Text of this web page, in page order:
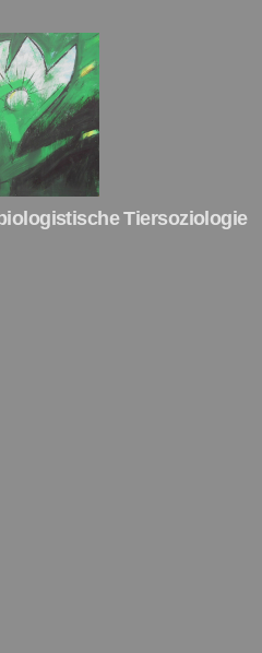
Tiersoziologie